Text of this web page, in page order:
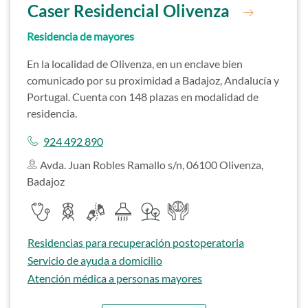
Ir a residencia
Caser Residencial Olivenza
Residencia de mayores
En la localidad de Olivenza, en un enclave bien
comunicado por su proximidad a Badajoz, Andalucía y
Portugal. Cuenta con 148 plazas en modalidad de
residencia.
Llamar a
924 492 890
Avda. Juan Robles Ramallo s/n, 06100 Olivenza,
Badajoz
Servicios destacados
Servicio médico
Servicio de enfermería
Servicio de fisioterapia
Cocina propia
Zonas ajardinadas
Unidad de salud mental
Ir a
Residencias para recuperación postoperatoria
Ir a
Servicio de ayuda a domicilio
Ir a
Atención médica a personas mayores